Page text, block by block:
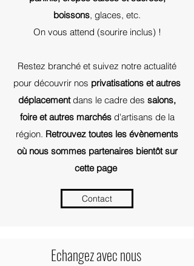
boissons, glaces, etc.
On vous attend (sourire inclus) !
Restez branché et suivez notre actualité
pour découvrir nos privatisations et autres
déplacementdans le cadre des salons,
foire et autres marchésd'artisans de la
région. Retrouvez toutes les évènements
où nous sommes partenaires bientôtsur
cette page
Contact
Echangez avec nous